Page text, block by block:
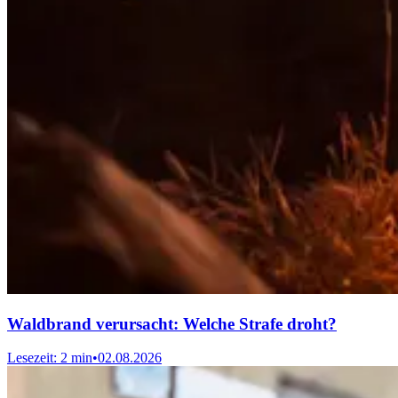
Waldbrand verursacht: Welche Strafe droht?
Lesezeit: 2 min•02.08.2026